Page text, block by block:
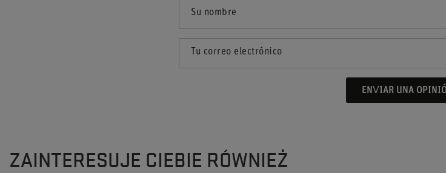
Su nombre
Tu correo electrónico
ENVIAR UNA
ZAINTERESUJE CIEBIE RÓWNIEŻ